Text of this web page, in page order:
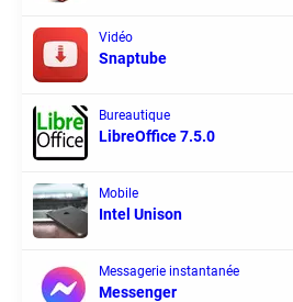
Vidéo
Snaptube
Bureautique
LibreOffice 7.5.0
Mobile
Intel Unison
Messagerie instantanée
Messenger